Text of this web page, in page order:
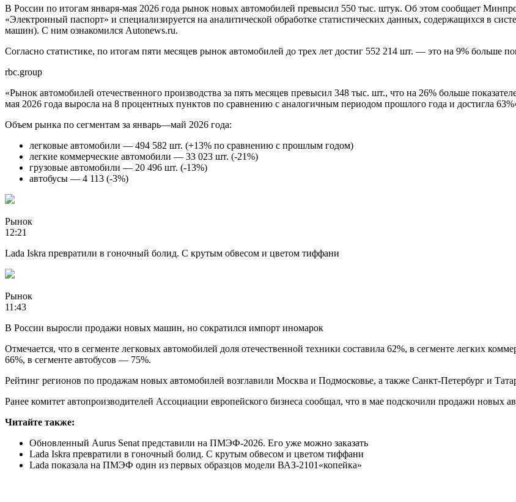
В России по итогам января-мая 2026 года рынок новых автомобилей превысил 550 тыс. штук. Об этом сообщает
«Электронный паспорт» и специализируется на аналитической обработке статистических данных, содержащихся в
машин). С ним ознакомился Autonews.ru.
Согласно статистике, по итогам пяти месяцев рынок автомобилей до трех лет достиг 552 214 шт. — это на 9% больше
rbc.group
«Рынок автомобилей отечественного производства за пять месяцев превысил 348 тыс. шт., что на 26% больше
мая 2026 года выросла на 8 процентных пунктов по сравнению с аналогичным периодом прошлого года и достигла
Объем рынка по сегментам за январь—май 2026 года:
легковые автомобили — 494 582 шт. (+13% по сравнению с прошлым годом)
легкие коммерческие автомобили — 33 023 шт. (-21%)
грузовые автомобили — 20 496 шт. (-13%)
автобусы — 4 113 (-3%)
Рынок
12:21
Lada Iskra превратили в гоночный болид. С крутым обвесом и цветом тиффани
Рынок
11:43
В России выросли продажи новых машин, но сократился импорт иномарок
Отмечается, что в сегменте легковых автомобилей доля отечественной техники составила 62%, в сегменте легких
66%, в сегменте автобусов — 75%.
Рейтинг регионов по продажам новых автомобилей возглавили Москва и Подмосковье, а также Санкт-Петербург и
Ранее комитет автопроизводителей Ассоциации европейского бизнеса сообщал, что в мае подскочили продажи новых
Читайте также:
Обновленный Aurus Senat представили на ПМЭФ-2026. Его уже можно заказать
Lada Iskra превратили в гоночный болид. С крутым обвесом и цветом тиффани
Lada показала на ПМЭФ один из первых образцов модели ВАЗ-2101«копейка»